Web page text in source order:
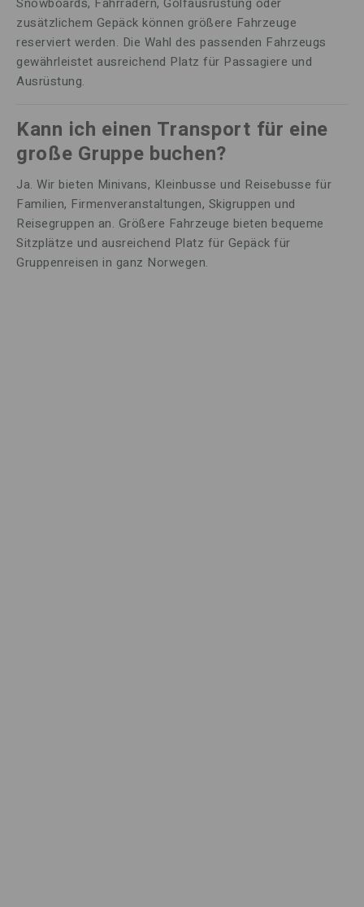
zusätzlichem Gepäck können größere Fahrzeuge
reserviert werden. Die Wahl des passenden Fahrzeugs
gewährleistet ausreichend Platz für Passagiere und
Ausrüstung.
Kann ich einen Transport für eine
große Gruppe buchen?
Ja. Wir bieten Minivans, Kleinbusse und Reisebusse für
Familien, Firmenveranstaltungen, Skigruppen und
Reisegruppen an. Größere Fahrzeuge bieten bequeme
Sitzplätze und ausreichend Platz für Gepäck für
Gruppenreisen in ganz Norwegen.